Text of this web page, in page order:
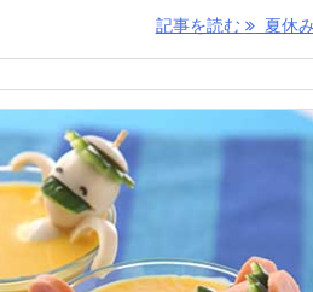
記事を読む 夏休